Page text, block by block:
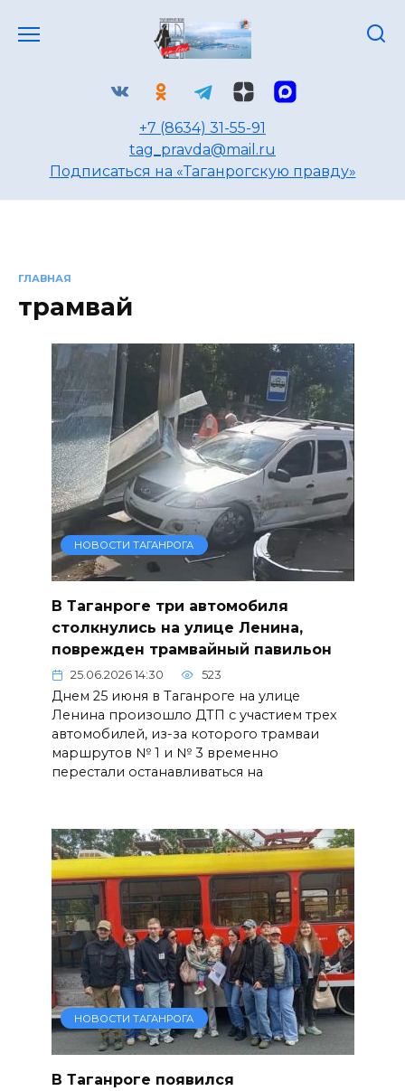
+7 (8634) 31-55-91
tag_pravda@mail.ru
Подписаться на «Таганрогскую правду»
ГЛАВНАЯ
трамвай
НОВОСТИ ТАГАНРОГА
В Таганроге три автомобиля
столкнулись на улице Ленина,
поврежден трамвайный павильон
25.06.2026 14:30 523
Днем 25 июня в Таганроге на улице
Ленина произошло ДТП с участием трех
автомобилей, из-за которого трамваи
маршрутов № 1 и № 3 временно
перестали останавливаться на
НОВОСТИ ТАГАНРОГА
В Таганроге появился